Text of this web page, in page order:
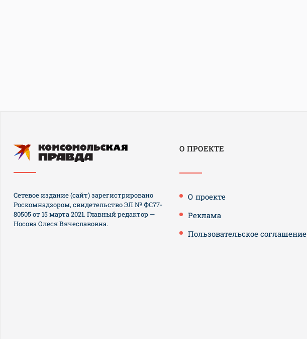
О ПРОЕКТЕ
О проекте
Реклама
Пользовательское соглашение
Сетевое издание (сайт) зарегистрировано
Роскомнадзором, свидетельство ЭЛ № ФС77-
80505 от 15 марта 2021. Главный редактор —
Носова Олеся Вячеславовна.